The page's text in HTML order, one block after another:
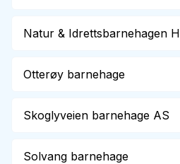
Natur & Idrettsbarnehagen
Otterøy barnehage
Skoglyveien barnehage AS
Solvang barnehage